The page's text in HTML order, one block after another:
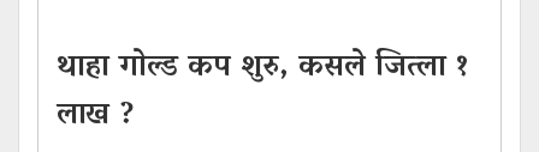
थाहा गाेल्ड कप शुरु, कसले जित्ला १
लाख ?